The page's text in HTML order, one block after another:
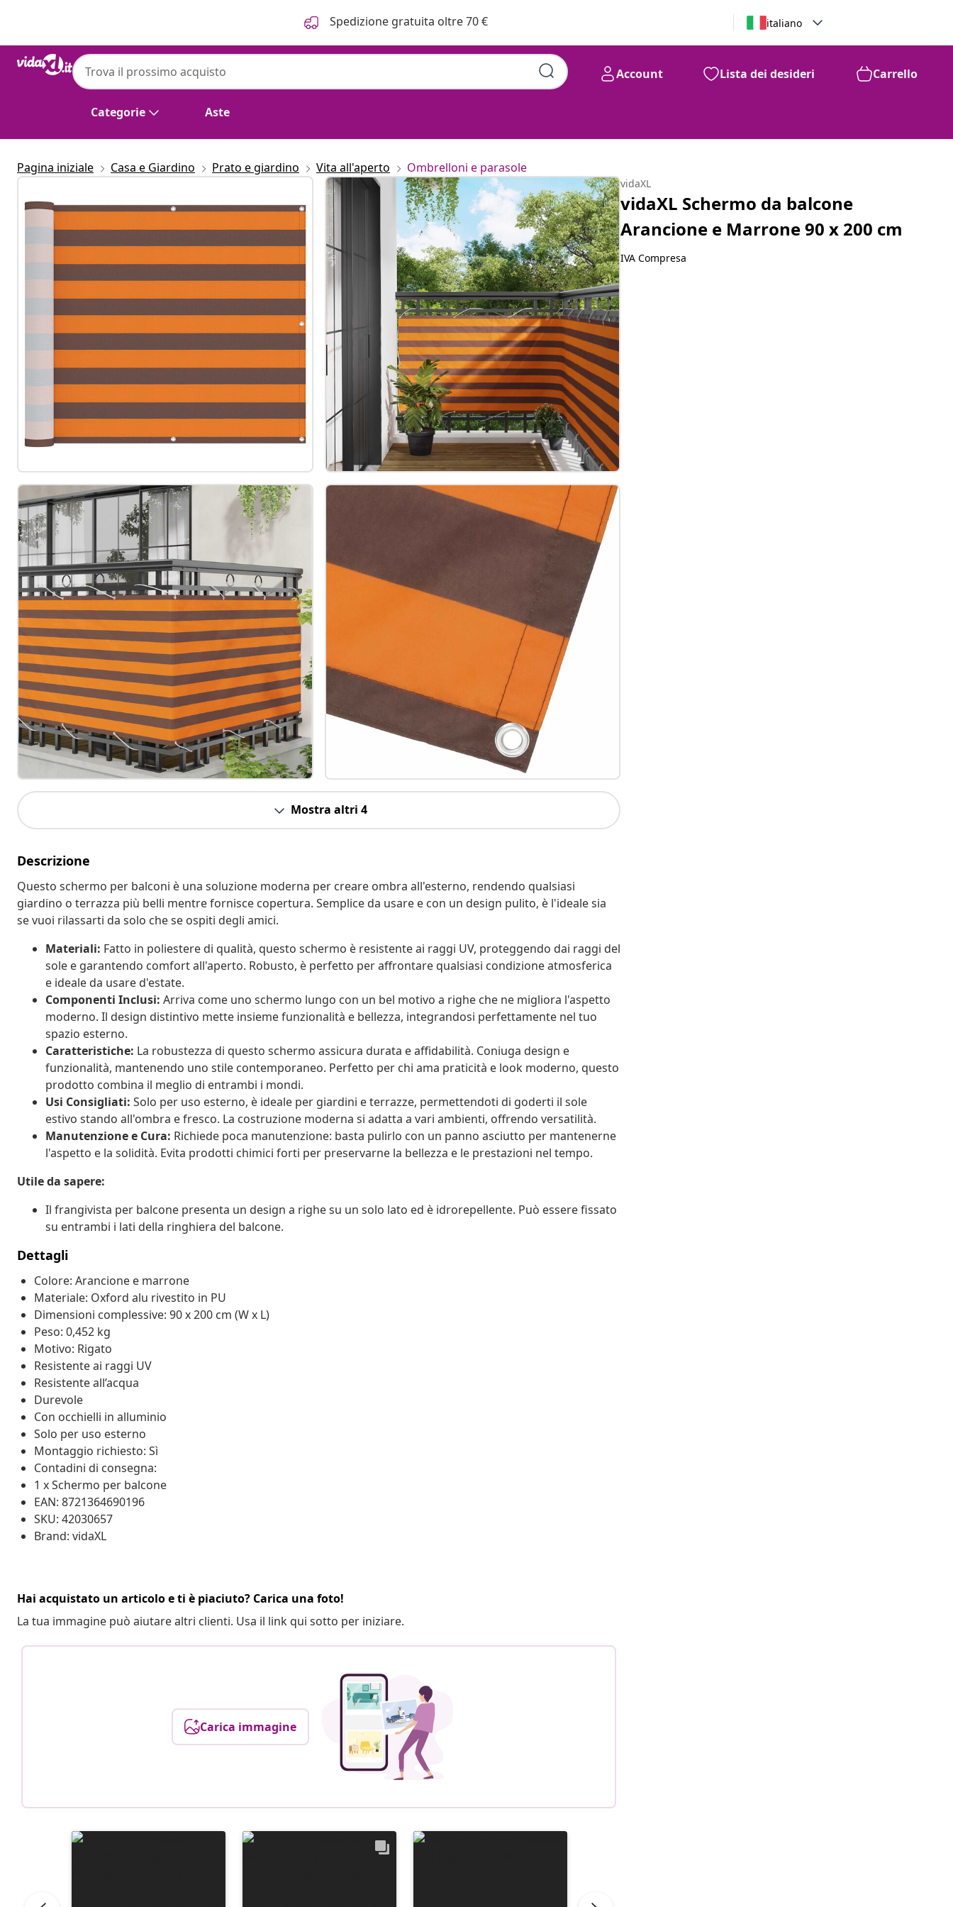
Spedizione gratuita oltre 70 € italiano
Categorie Aste
Account Lista dei desideri Carrello
Pagina iniziale Casa e Giardino Prato e giardino Vita all'aperto Ombrelloni e parasole
Mostra altri 4
Descrizione
Questo schermo per balconi è una soluzione moderna per creare ombra all'esterno, rendendo qualsiasi
giardino o terrazza più belli mentre fornisce copertura. Semplice da usare e con un design pulito, è l'ideale sia
se vuoi rilassarti da solo che se ospiti degli amici.
Materiali: Fatto in poliestere di qualità, questo schermo è resistente ai raggi UV, proteggendo dai raggi del
sole e garantendo comfort all'aperto. Robusto, è perfetto per affrontare qualsiasi condizione atmosferica
e ideale da usare d'estate.
Componenti Inclusi: Arriva come uno schermo lungo con un bel motivo a righe che ne migliora l'aspetto
moderno. Il design distintivo mette insieme funzionalità e bellezza, integrandosi perfettamente nel tuo
spazio esterno.
Caratteristiche: La robustezza di questo schermo assicura durata e affidabilità. Coniuga design e
funzionalità, mantenendo uno stile contemporaneo. Perfetto per chi ama praticità e look moderno, questo
prodotto combina il meglio di entrambi i mondi.
Usi Consigliati: Solo per uso esterno, è ideale per giardini e terrazze, permettendoti di goderti il sole
estivo stando all'ombra e fresco. La costruzione moderna si adatta a vari ambienti, offrendo versatilità.
Manutenzione e Cura: Richiede poca manutenzione: basta pulirlo con un panno asciutto per mantenerne
l'aspetto e la solidità. Evita prodotti chimici forti per preservarne la bellezza e le prestazioni nel tempo.
Utile da sapere:
Il frangivista per balcone presenta un design a righe su un solo lato ed è idrorepellente. Può essere fissato
su entrambi i lati della ringhiera del balcone.
Dettagli
Colore: Arancione e marrone
Materiale: Oxford alu rivestito in PU
Dimensioni complessive: 90 x 200 cm (W x L)
Peso: 0,452 kg
Motivo: Rigato
Resistente ai raggi UV
Resistente all’acqua
Durevole
Con occhielli in alluminio
Solo per uso esterno
Montaggio richiesto: Sì
Contadini di consegna:
1 x Schermo per balcone
EAN: 8721364690196
SKU: 42030657
Brand: vidaXL
Hai acquistato un articolo e ti è piaciuto? Carica una foto!
La tua immagine può aiutare altri clienti. Usa il link qui sotto per iniziare.
Carica immagine
vidaXL
vidaXL Schermo da balcone
Arancione e Marrone 90 x 200 cm
IVA Compresa